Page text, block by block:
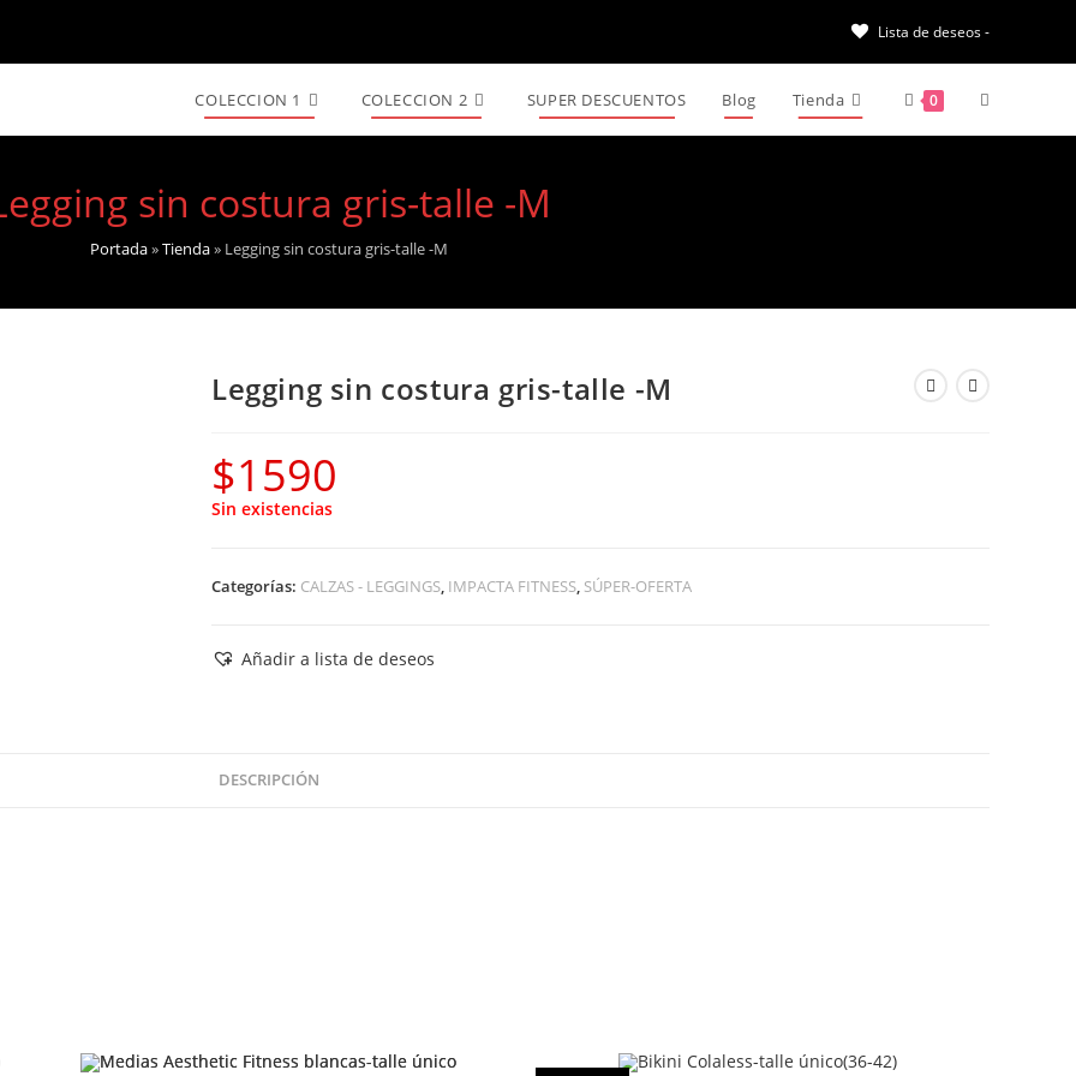
Lista de deseos -
COLECCION 1 COLECCION 2 SUPER DESCUENTOS Blog Tienda 0
sin costura gris-talle -M
Portada»Tienda» Legging sin costura gris-talle -M
Legging sin costura gris-talle -M
$1590
Sin existencias
Categorías: CALZAS - LEGGINGS, IMPACTA FITNESS, SÚPER-OFERTA
Añadir a lista de deseos
DESCRIPCIÓN